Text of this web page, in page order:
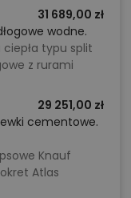
31 689,00 zł
wodne.
typu split
z rurami
29 251,00 zł
cementowe.
Knauf
Atlas